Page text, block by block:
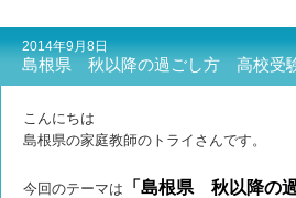
2014年9月8日
島根県 秋以降の過ごし方 高校受
こんにちは
島根県の家庭教師のトライさんです。
今回のテーマは 「島根県 秋以降の